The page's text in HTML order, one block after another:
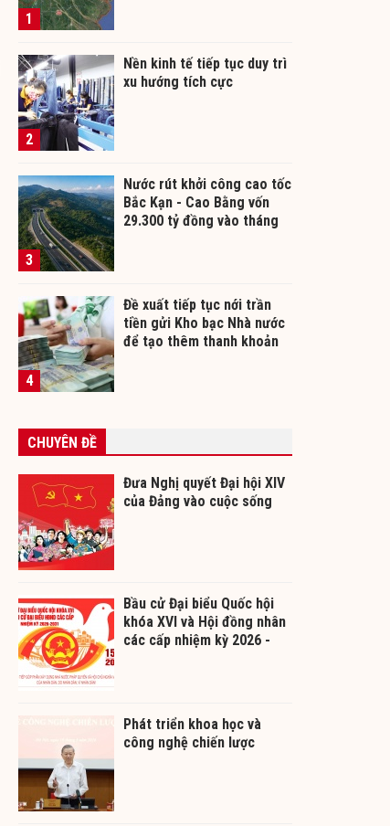
1
2
Nền kinh tế tiếp tục duy trì
xu hướng tích cực
3
Nước rút khởi công cao tốc
Bắc Kạn - Cao Bằng vốn
29.300 tỷ đồng vào tháng
4
Đề xuất tiếp tục nới trần
tiền gửi Kho bạc Nhà nước
để tạo thêm thanh khoản
CHUYÊN ĐỀ
Đưa Nghị quyết Đại hội XIV
của Đảng vào cuộc sống
Bầu cử Đại biểu Quốc hội
khóa XVI và Hội đồng nhân
các cấp nhiệm kỳ 2026 -
Phát triển khoa học và
công nghệ chiến lược